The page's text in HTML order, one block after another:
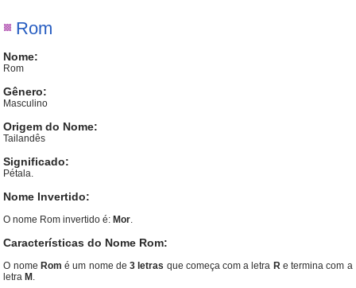
Rom
Nome:
Rom
Gênero:
Masculino
Origem do Nome:
Tailandês
Significado:
Pétala.
Nome Invertido:
O nome Rom invertido é: Mor.
Características do Nome Rom:
O nome Rom é um nome de3 letras que começa com a letra Re termina com a
letra M .